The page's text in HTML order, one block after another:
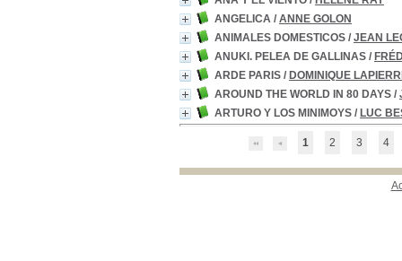
ANGELICA / ANNE GOLON
ANIMALES DOMESTICOS / JEAN
ANUKI. PELEA DE GALLINAS /
ARDE PARIS / DOMINIQUE
AROUND THE WORLD IN 80 DAYS /
ARTURO Y LOS MINIMOYS / LUC
1 2 3 4